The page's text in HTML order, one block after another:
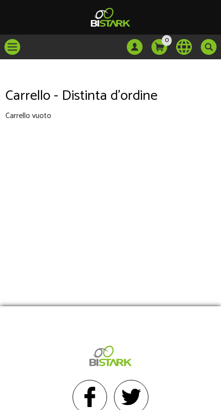
0
Carrello - Distinta d'ordine
Carrello vuoto